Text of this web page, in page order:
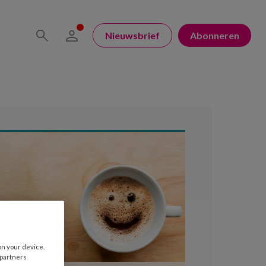
Nieuwsbrief Abonneren
your device.